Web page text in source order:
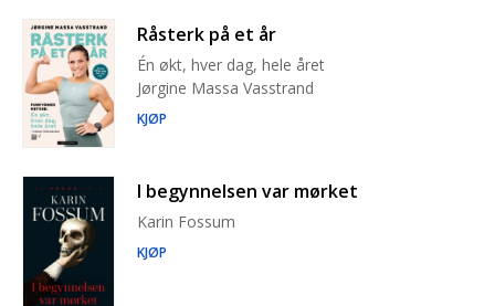
Råsterk på et år
Én økt, hver dag, hele året
Jørgine Massa Vasstrand
KJØP
I begynnelsen var mørket
Karin Fossum
KJØP